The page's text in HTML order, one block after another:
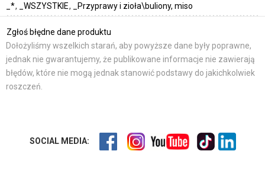
_*
_WSZYSTKIE _Przyprawy i zioła\buliony, miso
Zgłoś błędne dane produktu
Dołożyliśmy wszelkich starań, aby powyższe dane były poprawne,
jednak nie gwarantujemy, że publikowane informacje nie zawierają
błędów, które nie mogą jednak stanowić podstawy do jakichkolwiek
roszczeń.
SOCIAL MEDIA: